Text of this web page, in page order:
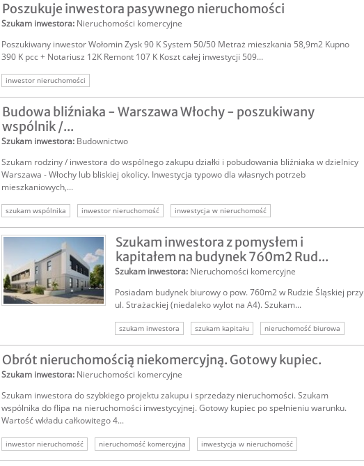
Poszukuje inwestora pasywnego nieruchomości
Szukam inwestora: Nieruchomości komercyjne
Poszukiwany inwestor Wołomin Zysk 90 K System 50/50 Metraż mieszkania 58,9m2 Kupno
390 K pcc + Notariusz 12K Remont 107 K Koszt całej inwestycji 509...
inwestor nieruchomości
Budowa bliźniaka - Warszawa Włochy - poszukiwany
wspólnik /...
Szukam inwestora: Budownictwo
Szukam rodziny / inwestora do wspólnego zakupu działki i pobudowania bliźniaka w dzielnicy
Warszawa - Włochy lub bliskiej okolicy. Inwestycja typowo dla własnych potrzeb
mieszkaniowych,...
szukam wspólnika inwestor nieruchomość
inwestycja w nieruchomość
inwestycja deweloperska
Szukam inwestora z pomysłem i
kapitałem na budynek 760m2 Rud...
Szukam inwestora: Nieruchomości komercyjne
Posiadam budynek biurowy o pow. 760m2 w Rudzie Śląskiej przy
ul. Strażackiej (niedaleko wylot na A4). Szukam...
szukam inwestora szukam kapitału
nieruchomość biurowa
budynek biurowy
inwestor nieruchomość
nieruchomość komercyjna
inwestycja w nieruchomość
Obrót nieruchomością niekomercyjną. Gotowy kupiec.
Szukam inwestora: Nieruchomości komercyjne
Szukam inwestora do szybkiego projektu zakupu i sprzedaży nieruchomości. Szukam
wspólnika do flipa na nieruchomości inwestycyjnej. Gotowy kupiec po spełnieniu warunku.
Wartość wkładu całkowitego 4...
inwestor nieruchomość nieruchomość komercyjna
inwestycja w nieruchomość
inwestor do nieruchomości
szukam inwestora